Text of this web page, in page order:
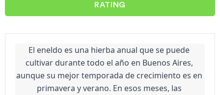
RATING
El eneldo es una hierba anual que se puede
cultivar durante todo el año en Buenos Aires,
aunque su mejor temporada de crecimiento es en
primavera y verano. En esos meses, las